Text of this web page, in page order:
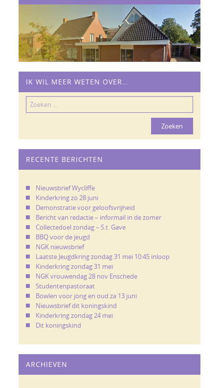
IK WIL MEER WETEN OVER…
Zoeken
naar:
RECENTE BERICHTEN
Nieuwsbrief Wycliffe
Kinderkring zo 28 juni
Demonstratie voor geloofsvrijheid
Bericht van redactie – informail in de zomer
Collectedoel zondag – S.t. Gave
BBQ voor de jeugd
NGK nieuwsbrief
Laatste Jeugdkring zondag 31 mei 10:45 inloop
Kinderkring zondag 31 mei
NGK vrouwendag 28 nov Enschede
Studentenpastoraat
Bowlen voor jong en oud za 13 juni
Nieuwsbrief dit koningskind
Kinderkring zondag 24 mei
Dit koningskind
ARCHIEVEN